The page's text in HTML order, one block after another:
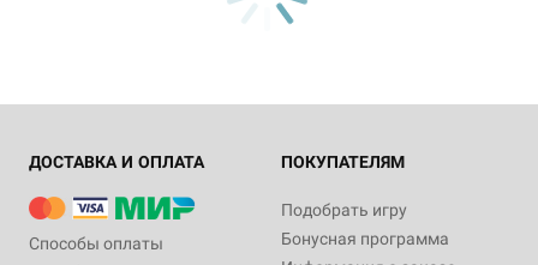
ДОСТАВКА И ОПЛАТА
Способы оплаты
ПОКУПАТЕЛЯМ
Подобрать игру
Бонусная программа